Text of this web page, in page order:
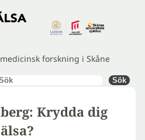
forskning i Skåne
Sök
Krydda dig